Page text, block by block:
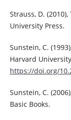
Strauss, D.
University Press.
Sunstein, C.
Harvard
https://doi.org/
Sunstein, C.
Basic Books.